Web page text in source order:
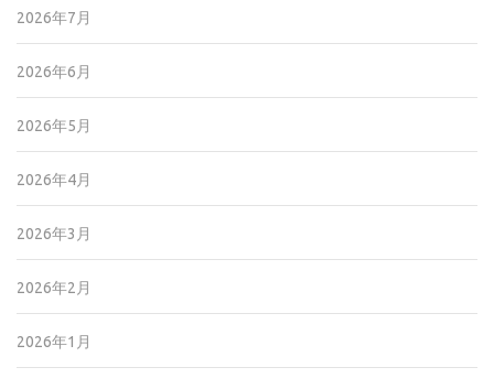
2026年7月
2026年6月
2026年5月
2026年4月
2026年3月
2026年2月
2026年1月